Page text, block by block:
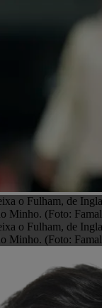
o Fulham, de
Minho. (Foto:
o Fulham, de
Minho. (Foto: